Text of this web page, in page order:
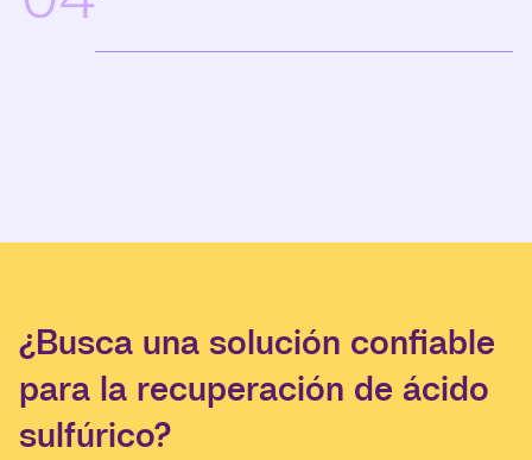
¿Busca una solución confiable
para la recuperación de ácido
sulfúrico?